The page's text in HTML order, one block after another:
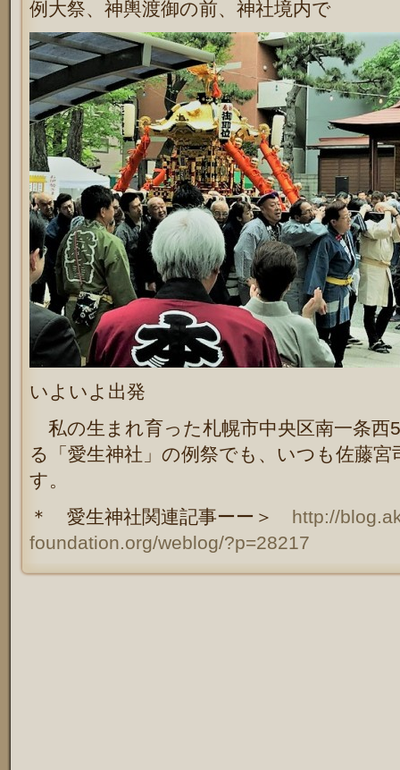
例大祭、神輿渡御の前、神社境内で
いよいよ出発
私の生まれ育った札幌市中央区南一条西
る「愛生神社」の例祭でも、いつも佐藤
す。
＊ 愛生神社関連記事ーー＞ http://
foundation.org/weblog/?p=28217